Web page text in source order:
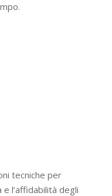
tecniche per
l’affidabilità degli